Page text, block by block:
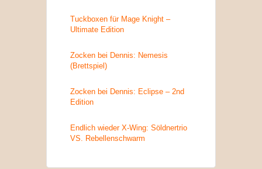
Tuckboxen für Mage Knight –
Ultimate Edition
Zocken bei Dennis: Nemesis
(Brettspiel)
Zocken bei Dennis: Eclipse – 2nd
Edition
Endlich wieder X-Wing: Söldnertrio
VS. Rebellenschwarm